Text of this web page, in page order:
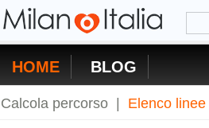
HOME BLOG
Calcola percorso Elenco linee